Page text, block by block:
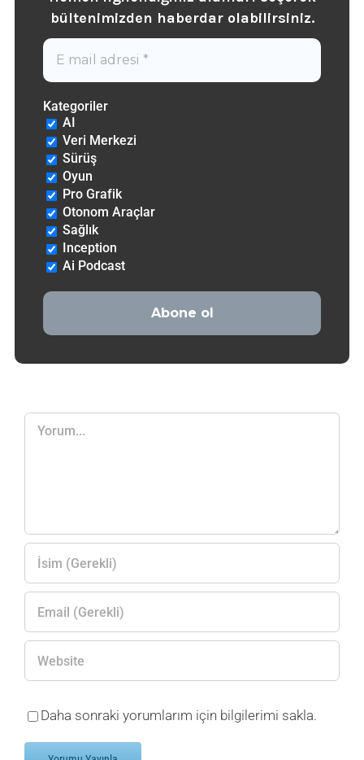
bültenimizden haberdar olabilirsiniz.
Kategoriler
AI
Veri Merkezi
Sürüş
Oyun
Pro Grafik
Otonom Araçlar
Sağlık
Inception
Ai Podcast
Yorum
Daha sonraki yorumlarım için bilgilerimi sakla.